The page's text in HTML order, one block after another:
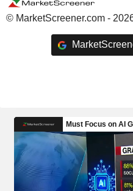
© MarketScreener.com -